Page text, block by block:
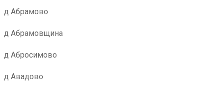
д Абрамово
д Абрамовщина
д Абросимово
д Авадово